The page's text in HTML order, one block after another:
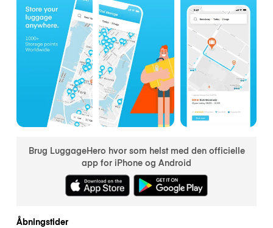
Brug LuggageHero hvor som helst med den officielle
app for iPhone og Android
Åbningstider